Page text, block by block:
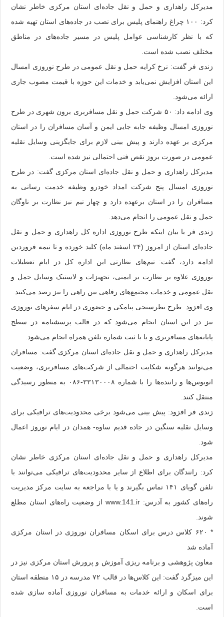
مدیرکل راهداری و حمل و نقل جاده‌ای استان مرکزی خاطر نشان
کرد: ۱۰۰ چراغ راهنمای پلیس برای نصب در جاده‌های استان تهیه شده
که با نظر کارشناسی عوامل پلیس در مسیر جاده‌های در مناطق
مختلف نصب شده است.
زندی فر گفت: نرخ کرایه حمل و نقل عمومی در طرح نوروزی امسال
این استان افزایش نمی‌یابد و خدمات این حوزه با قیمت مصوب جاری
ارائه می‌شود.
وی ادامه داد: ۵۰ شرکت حمل و نقل مسافربری برون شهری در طرح
نوروزی امسال وظیفه جابه جایی ایمن و آسان مسافران را در استان
مرکزی بر عهده دارند و پیش بینی لازم برای جایگزینی وسایل نقلیه
عمومی در صورت بروز نقص فنی احتمالی نیز شده است.
مدیرکل راهداری و حمل و نقل جاده‌ای استان مرکزی گفت: در طرح
نوروزی امسال پنج شرکت امداد خودرو وظیفه خدمت رسانی به
مسافران را در استان برعهده دارد و چهار تیم نیز نظارت بر ناوگان
حمل و نقل عمومی را انجام می‌دهد.
زندی فر با بیان اینکه طرح نوروزی اداره کل راهداری و حمل و نقل
جاده‌ای استان از امروز (۲۴ اسفند ماه) کلید خورده و تا نیمه فروردین
ادامه دارد، گفت: تیم‌های نظارتی این اداره کل در ایام تعطیلات
نوروزی علاوه بر نظارت بر ایمنی، تجهیزات و لاستیک وسایل حمل و
نقل عمومی و خدمات مجتمع‌های رفاهی بین راهی را نیز رصد می‌کنند.
وی افزود: طرح نظرسنجی پیامکی و حضوری در ایام سفرهای نوروزی
نیز در این استان انجام می‌شود که در قالب پرسشنامه در سطح
پایانه‌های مسافربری و یا با ثبت شماره تلفن همراه انجام می‌شود.
مدیرکل راهداری و حمل و نقل جاده‌ای استان مرکزی گفت: مسافران
می‌توانند هرگونه شکایت احتمالی از شرکت‌های مسافربری، وضعیت
اتوبوس‌ها و راننده‌ها را با شماره ۳۳۱۳۰۰۰۸-۰۸۶ به منظور رسیدگی
منتقل کنند.
زندی فر افزود: پیش بینی می‌شود برخی محدودیت‌های ترافیکی برای
وسایل نقلیه سنگین در جاده قدیم ساوه- همدان در ایام نوروز اعمال
شود.
مدیرکل راهداری و حمل و نقل جاده‌ای استان مرکزی خاطر نشان
کرد: رانندگان برای اطلاع از سایر محدودیت‌های ترافیکی می‌توانند با
تلفن گویای ۱۴۱ تماس بگیرند و یا با مراجعه به سایت مرکز مدیریت
راه‌های کشور به آدرس: www.141.ir از وضعیت راه‌های استان مطلع
شوند.
* ۶۲۰ کلاس درس برای اسکان مسافران نوروزی در استان مرکزی
آماده شد
معاون پژوهشی و برنامه ریزی آموزش و پرورش استان مرکزی نیز در
این میزگرد گفت: این کلاس‌ها در قالب ۷۲ مدرسه در ۱۵ منطقه استان
برای اسکان و ارائه خدمات به مسافران نوروزی آماده سازی شده
است.